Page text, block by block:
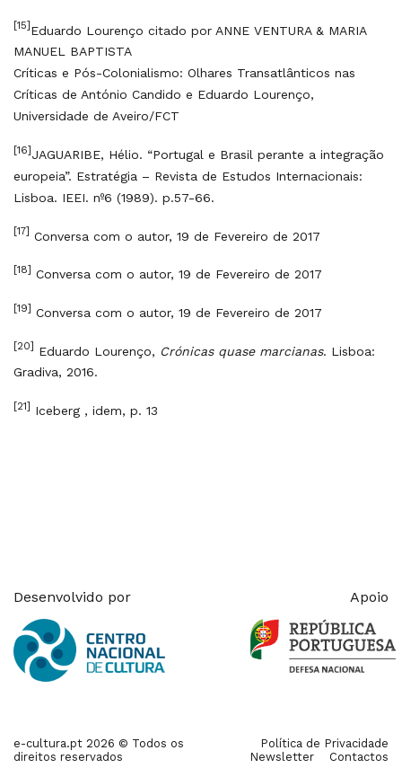
[15] Eduardo Lourenço citado por ANNE VENTURA & MARIA
MANUEL BAPTISTA
Críticas e Pós-Colonialismo: Olhares Transatlânticos nas
Críticas de António Candido e Eduardo Lourenço,
Universidade de Aveiro/FCT
[16] JAGUARIBE, Hélio. “Portugal e Brasil perante a integração
europeia”. Estratégia – Revista de Estudos Internacionais:
Lisboa. IEEI. nº6 (1989). p.57-66.
[17] Conversa com o autor, 19 de Fevereiro de 2017
[18] Conversa com o autor, 19 de Fevereiro de 2017
[19] Conversa com o autor, 19 de Fevereiro de 2017
[20] Eduardo Lourenço, Crónicas quase marcianas. Lisboa:
Gradiva, 2016.
[21] Iceberg , idem, p. 13
Desenvolvido por Apoio
e-cultura.pt 2026 © Todos os
direitos reservados
Política de Privacidade
Newsletter
Contactos